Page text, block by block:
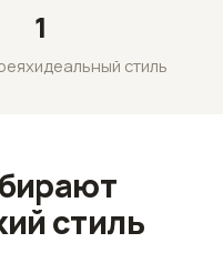
1
идеальный стиль
стиль